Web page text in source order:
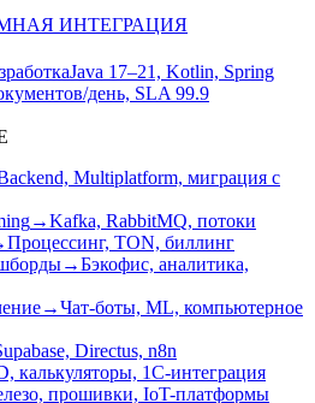
ИНТЕГРАЦИЯ
Java 17–21, Kotlin, Spring
день, SLA 99.9
Multiplatform, миграция с
→Kafka, RabbitMQ, потоки
Процессинг, TON, биллинг
→Бэкофис, аналитика,
→Чат-боты, ML, компьютерное
Directus, n8n
калькуляторы, 1С-интеграция
прошивки, IoT-платформы